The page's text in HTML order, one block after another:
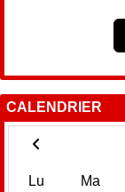
CALENDRIER
Lu Ma